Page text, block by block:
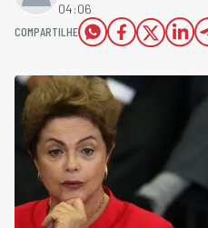
04:06
COMPARTILHE